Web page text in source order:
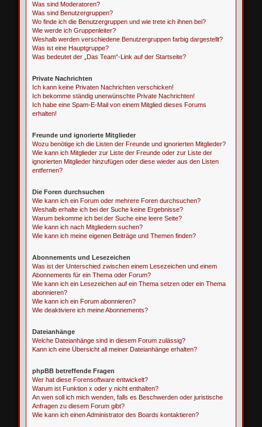
Was sind Moderatoren?
Was sind Benutzergruppen?
Wo finde ich die Benutzergruppen und wie trete ich ihnen bei?
Wie werde ich Gruppenleiter?
Weshalb werden verschiedene Benutzergruppen farbig dargestellt?
Was ist eine Hauptgruppe?
Was bedeutet der „Das Team“-Link auf der Startseite?
Private Nachrichten
Ich kann keine Privaten Nachrichten verschicken!
Ich bekomme ständig unerwünschte Private Nachrichten!
Ich habe eine Spam-E-Mail von einem Mitglied dieses Forums
erhalten!
Freunde und ignorierte Mitglieder
Wozu benötige ich die Listen der Freunde und ignorierten Mitglieder?
Wie kann ich Mitglieder zur Liste der Freunde oder zur Liste der
ignorierten Mitglieder hinzufügen oder diese wieder aus den Listen
entfernen?
Die Foren durchsuchen
Wie kann ich ein Forum oder mehrere Foren durchsuchen?
Weshalb erhalte ich bei der Suche keine Ergebnisse?
Warum bekomme ich bei der Suche eine leere Seite?
Wie kann ich nach Mitgliedern suchen?
Wie kann ich meine eigenen Beiträge und Themen finden?
Abonnements und Lesezeichen
Was ist der Unterschied zwischen einem Lesezeichen und einem
Abonnements für ein Thema oder Forum?
Wie kann ich ein Lesezeichen auf ein Thema setzen oder ein Thema
abonnieren?
Wie kann ich ein Forum abonnieren?
Wie deaktiviere ich meine Abonnements?
Dateianhänge
Welche Dateianhänge sind in diesem Forum zulässig?
Kann ich eine Übersicht all meiner Dateianhänge erhalten?
phpBB betreffende Fragen
Wer hat diese Forensoftware entwickelt?
Warum ist Funktion x oder y nicht enthalten?
An wen soll ich mich wenden, falls es Beschwerden oder juristische
Anfragen zu diesem Forum gibt?
Wie kann ich einen Administrator des Boards kontaktieren?